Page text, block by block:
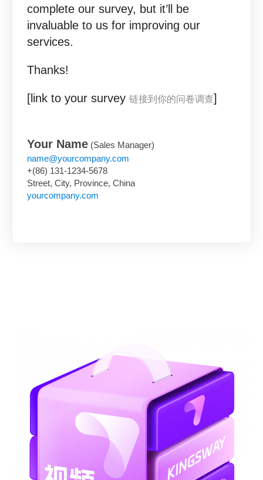
complete our survey, but it’ll be
invaluable to us for improving our
services.
Thanks!
[link to your survey 链接到你的问卷调查]
Your Name (Sales Manager)
name@yourcompany.com
+(86) 131-1234-5678
Street, City, Province, China
yourcompany.com